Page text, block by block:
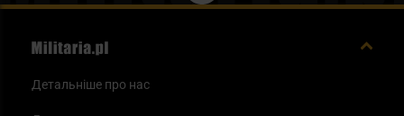
Детальніше про нас